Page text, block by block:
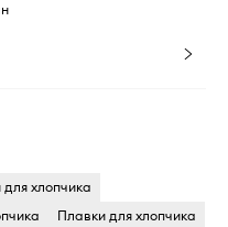
для хлопчика
Плавки для хлопчика